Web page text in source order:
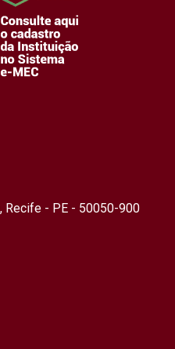
Recife - PE - 50050-900